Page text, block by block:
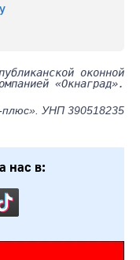
оконной
«Окнаград».
УНП 390518235
нас в: